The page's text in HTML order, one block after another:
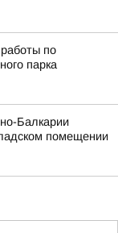
по
парка
Балкарии
помещении